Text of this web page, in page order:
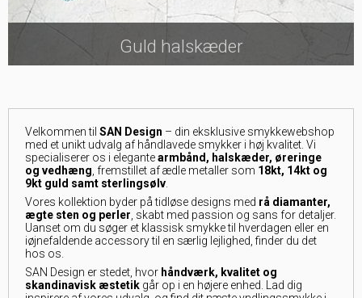
Guld halskæder
Velkommen til SAN Design – din eksklusive smykkewebshop
med et unikt udvalg af håndlavede smykker i høj kvalitet. Vi
specialiserer os i elegantearmbånd, halskæder, øreringe
og vedhæng, fremstillet af ædle metaller som 18kt, 14kt og
9kt guld samt sterlingsølv.
Vores kollektion byder på tidløse designs med rå diamanter,
ægte sten og perler, skabt med passion og sans for detaljer.
Uanset om du søger et klassisk smykke til hverdagen eller en
iøjnefaldende accessory til en særlig lejlighed, finder du det
hos os.
SAN Design er stedet, hvor håndværk, kvalitet og
skandinavisk æstetik går op i en højere enhed. Lad dig